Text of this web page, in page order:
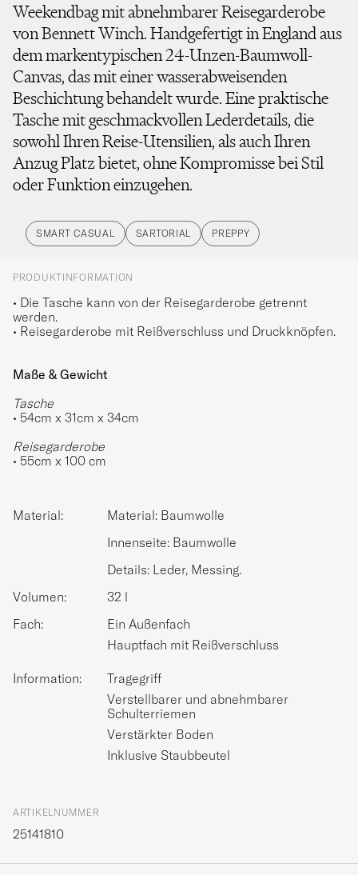
Weekendbag mit abnehmbarer Reisegarderobe
von Bennett Winch. Handgefertigt in England aus
dem markentypischen 24-Unzen-Baumwoll-
Canvas, das mit einer wasserabweisenden
Beschichtung behandelt wurde. Eine praktische
Tasche mit geschmackvollen Lederdetails, die
sowohl Ihren Reise-Utensilien, als auch Ihren
Anzug Platz bietet, ohne Kompromisse bei Stil
oder Funktion einzugehen.
SMART CASUAL SARTORIAL PREPPY
PRODUKTINFORMATION
• Die Tasche kann von der Reisegarderobe getrennt
werden.
• Reisegarderobe mit Reißverschluss und Druckknöpfen.
Maße & Gewicht
Tasche
• 54cm x 31cm x 34cm
Reisegarderobe
• 55cm x 100 cm
Material:
Material: Baumwolle
Innenseite: Baumwolle
Details: Leder, Messing.
Volumen:
32 l
Fach:
Ein Außenfach
Hauptfach mit Reißverschluss
Information:
Tragegriff
Verstellbarer und abnehmbarer
Schulterriemen
Verstärkter Boden
Inklusive Staubbeutel
ARTIKELNUMMER
25141810